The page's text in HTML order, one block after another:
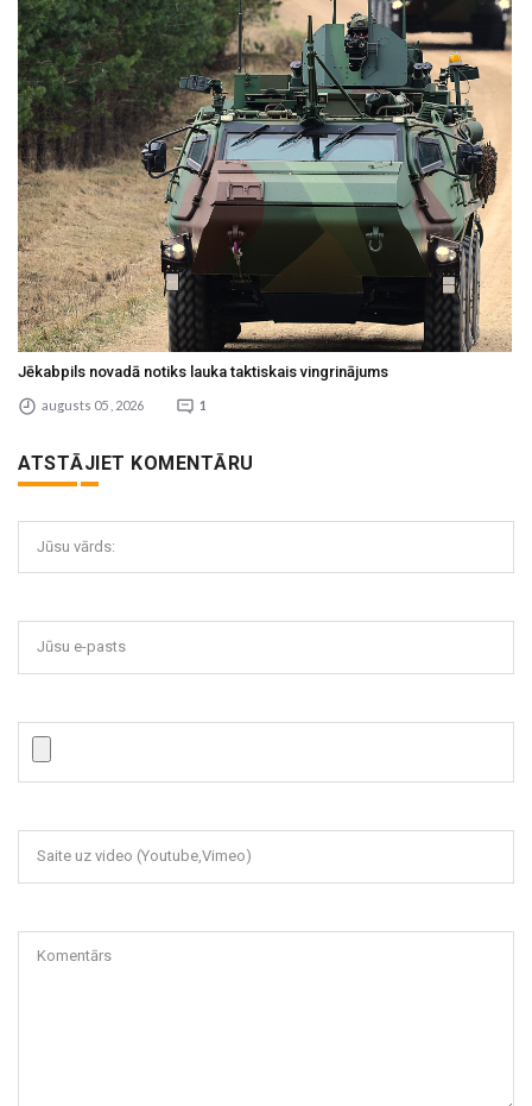
Jēkabpils novadā notiks lauka taktiskais vingrinājums
augusts 05 , 2026 1
ATSTĀJIET KOMENTĀRU
Jūsu vārds:
Jūsu e-pasts
Saite uz video (Youtube,Vimeo)
Komentārs